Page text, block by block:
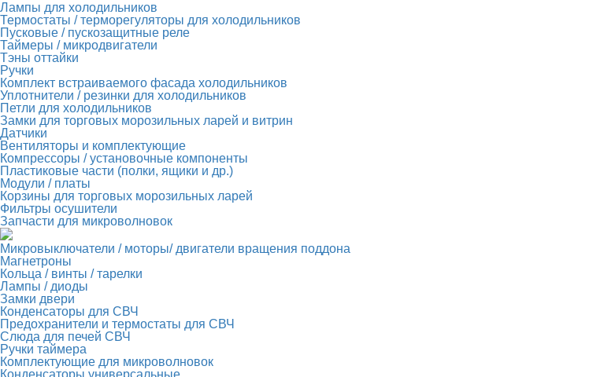
Лампы для холодильников
Термостаты / терморегуляторы для холодильников
Пусковые / пускозащитные реле
Таймеры / микродвигатели
Тэны оттайки
Ручки
Комплект встраиваемого фасада холодильников
Уплотнители / резинки для холодильников
Петли для холодильников
Замки для торговых морозильных ларей и витрин
Датчики
Вентиляторы и комплектующие
Компрессоры / установочные компоненты
Пластиковые части (полки, ящики и др.)
Модули / платы
Корзины для торговых морозильных ларей
Фильтры осушители
Запчасти для микроволновок
Микровыключатели / моторы/ двигатели вращения поддона
Магнетроны
Кольца / винты / тарелки
Лампы / диоды
Замки двери
Конденсаторы для СВЧ
Предохранители и термостаты для СВЧ
Слюда для печей СВЧ
Ручки таймера
Комплектующие для микроволновок
Конденсаторы универсальные